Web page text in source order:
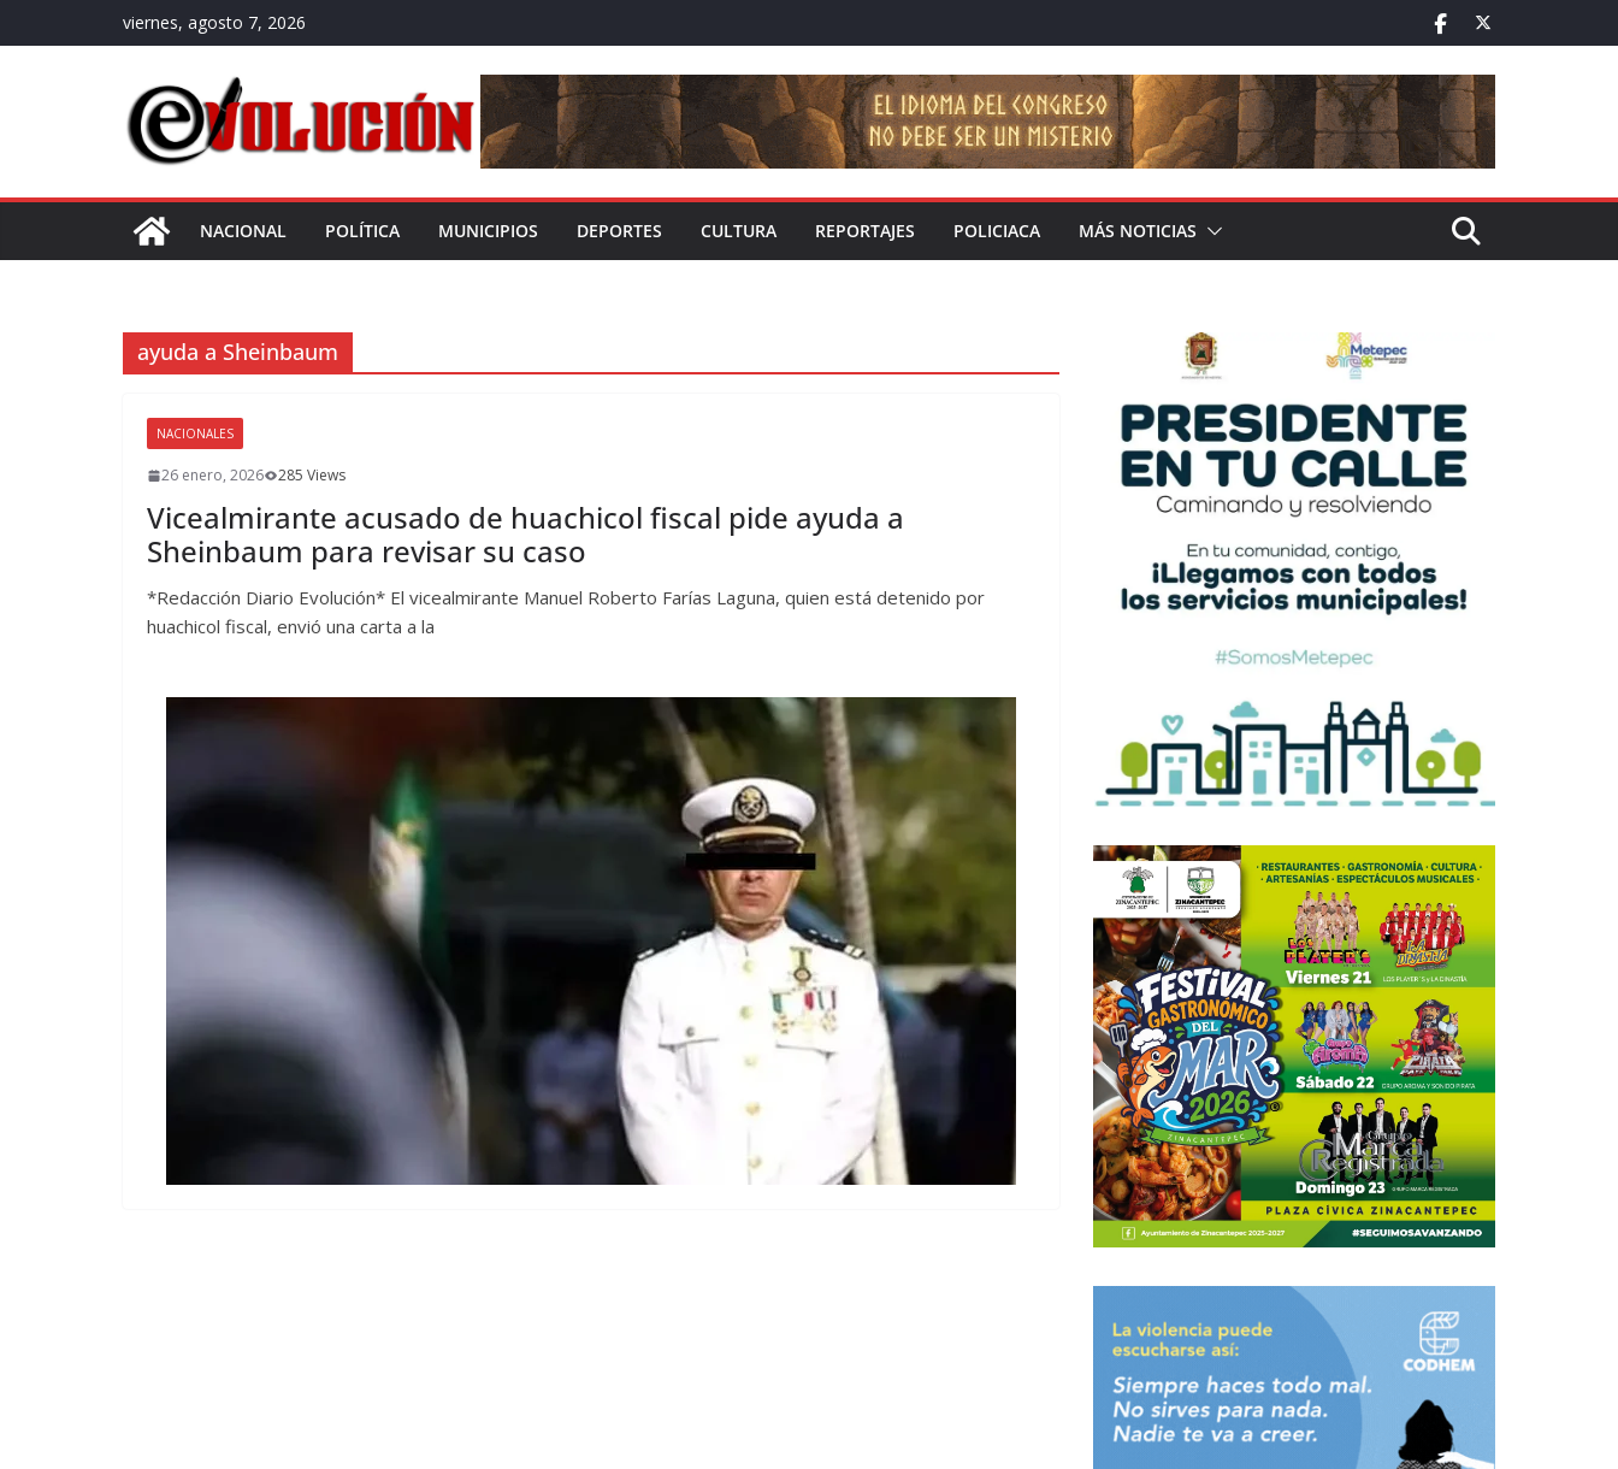
al
viernes, agosto 7, 2026
NACIONAL POLÍTICA MUNICIPIOS DEPORTES CULTURA REPORTAJES POLICIACA MÁS NOTICIAS
ayuda a Sheinbaum
NACIONALES
26 enero, 2026 285 Views
Vicealmirante acusado de huachicol fiscal pide ayuda a
Sheinbaum para revisar su caso
*Redacción Diario Evolución* El vicealmirante Manuel Roberto Farías Laguna, quien está detenido por
huachicol fiscal, envió una carta a la